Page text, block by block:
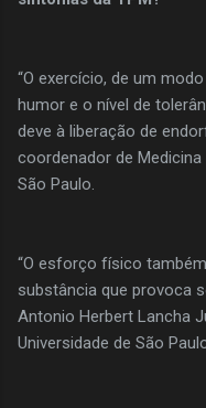
“O exercício, de um
humor e o nível de
deve à liberação de
coordenador de
São Paulo.
“O esforço físico
substância que provoca
Antonio Herbert Lancha
Universidade de São